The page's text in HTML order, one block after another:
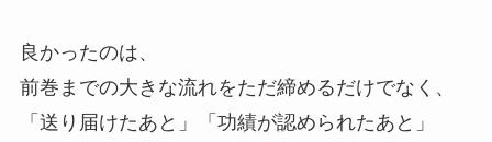
良かったのは、
前巻までの大きな流れをただ締めるだけでなく、
「送り届けたあと」
「功績が認められたあと」